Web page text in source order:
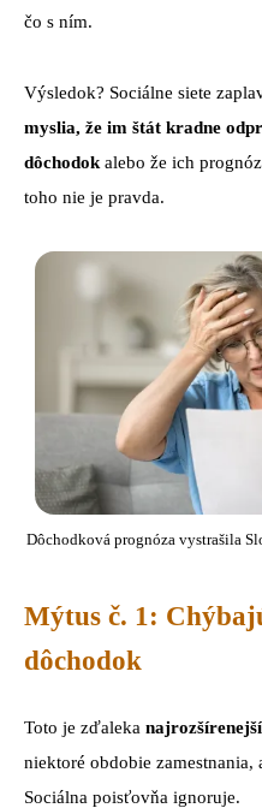
čo s ním.
Výsledok? Sociálne siete
myslia, že im štát kradne
dôchodok alebo že ich
toho nie je pravda.
Dôchodková prognóza vystrašila
Mýtus č. 1:
dôchodok
Toto je zďaleka
niektoré obdobie zamestnania,
Sociálna poisťovňa ignoruje.